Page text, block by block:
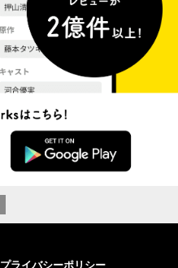
プライバシーポリシー